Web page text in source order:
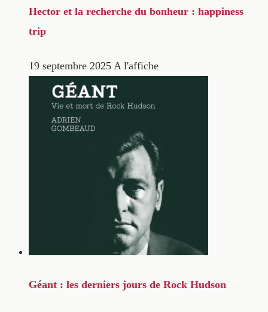
Hector et la recherche du bonheur : happiness
trip
19 septembre 2025 A l'affiche
Géant : les derniers jours de Rock Hudson